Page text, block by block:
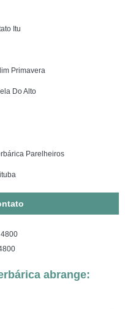
Itu
Primavera
Do Alto
Parelheiros
Espírito Santo
abrange: